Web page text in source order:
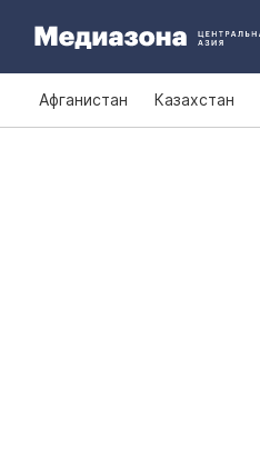
Афганистан Казахстан